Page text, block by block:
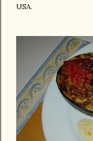
USA.